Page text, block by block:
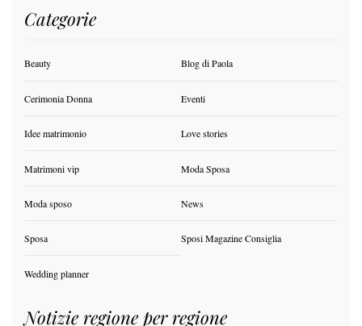
Categorie
Beauty Blog di Paola
Cerimonia Donna Eventi
Idee matrimonio Love stories
Matrimoni vip Moda Sposa
Moda sposo News
Sposa Sposi Magazine Consiglia
Wedding planner
Notizie regione per regione